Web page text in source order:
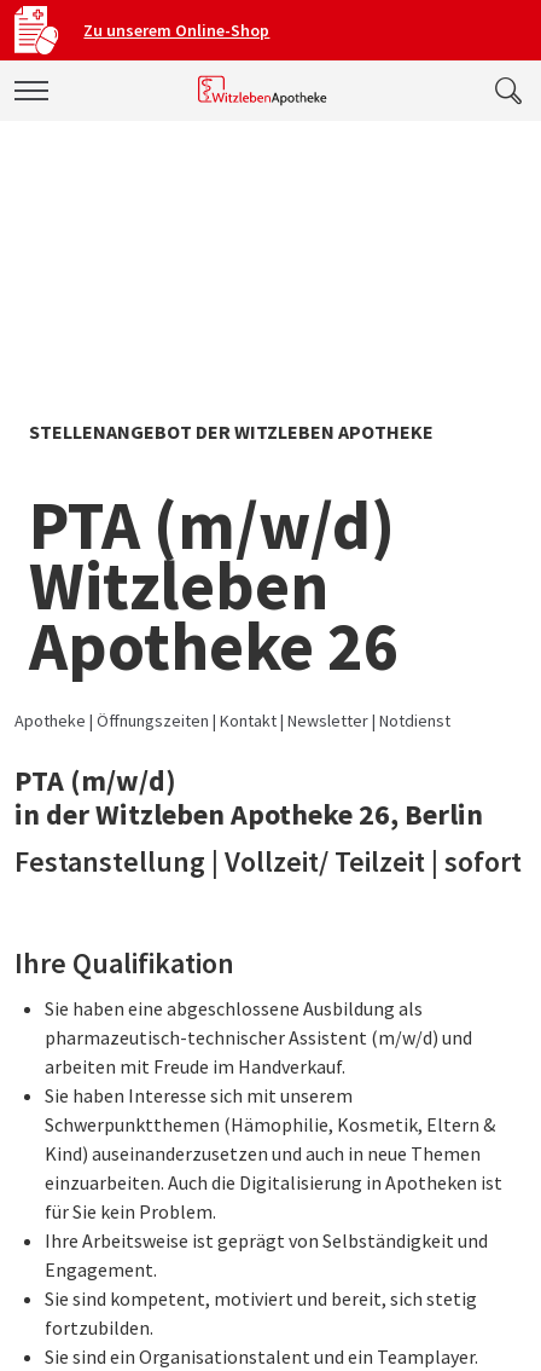
Zu unserem Online-Shop
STELLENANGEBOT DER WITZLEBEN APOTHEKE
PTA (m/w/d)
Witzleben
Apotheke 26
Apotheke Öffnungszeiten Kontakt Newsletter Notdienst
PTA (m/w/d)
in der Witzleben Apotheke 26, Berlin
Festanstellung | Vollzeit/ Teilzeit | sofort
Ihre Qualifikation
Sie haben eine abgeschlossene Ausbildung als
pharmazeutisch-technischer Assistent (m/w/d) und
arbeiten mit Freude im Handverkauf.
Sie haben Interesse sich mit unserem
Schwerpunktthemen (Hämophilie, Kosmetik, Eltern &
Kind) auseinanderzusetzen und auch in neue Themen
einzuarbeiten. Auch die Digitalisierung in Apotheken ist
für Sie kein Problem.
Ihre Arbeitsweise ist geprägt von Selbständigkeit und
Engagement.
Sie sind kompetent, motiviert und bereit, sich stetig
fortzubilden.
Sie sind ein Organisationstalent und ein Teamplayer.